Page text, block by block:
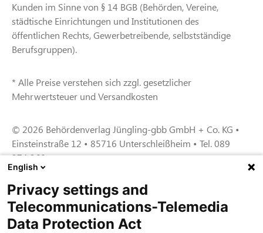
Kunden im Sinne von § 14 BGB (Behörden, Vereine,
städtische Einrichtungen und Institutionen des
öffentlichen Rechts, Gewerbetreibende, selbstständige
Berufsgruppen).
* Alle Preise verstehen sich zzgl. gesetzlicher
Mehrwertsteuer und Versandkosten
© 2026 Behördenverlag Jüngling-gbb GmbH + Co. KG •
Einsteinstraße 12 • 85716 Unterschleißheim • Tel. 089
374 360
Zertifiziert für das Sicherheitsmanagem
entsystem unter TU4® durch TÜViT Essen
English
Privacy settings and
Telecommunications-Telemedia
Data Protection Act